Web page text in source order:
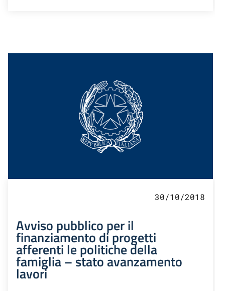
30/10/2018
Avviso pubblico per il
finanziamento di progetti
afferenti le politiche della
famiglia – stato avanzamento
lavori